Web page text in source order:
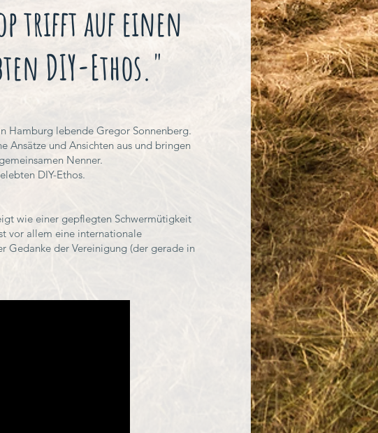
trifft auf einen
DIY-Ethos."
Hamburg lebende Gregor Sonnenberg.
Ansätze und Ansichten aus und bringen
Nenner.
DIY-Ethos.
wie einer gepflegten Schwermütigkeit
vor allem eine internationale
Gedanke der Vereinigung (der gerade in